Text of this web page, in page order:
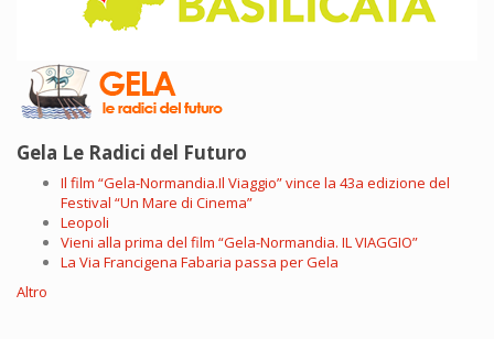
Gela Le Radici del Futuro
Il film “Gela-Normandia.Il Viaggio” vince la 43a edizione del
Festival “Un Mare di Cinema”
Leopoli
Vieni alla prima del film “Gela-Normandia. IL VIAGGIO”
La Via Francigena Fabaria passa per Gela
Altro